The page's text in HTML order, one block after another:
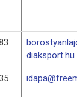
diaksport.hu